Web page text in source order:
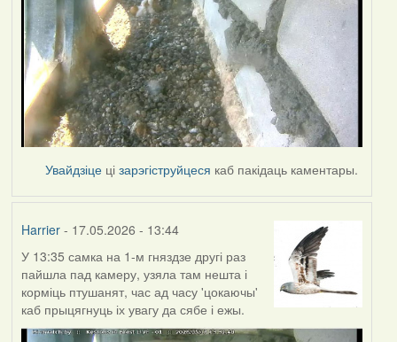
Увайдзіце цізарэгіструйцеся каб пакідаць каментары.
Harrier- 17.05.2026 - 13:44
У 13:35 самка на 1-м гняздзе другі раз
пайшла пад камеру, узяла там нешта і
корміць птушанят, час ад часу 'цокаючы'
каб прыцягнуць іх увагу да сябе і ежы.